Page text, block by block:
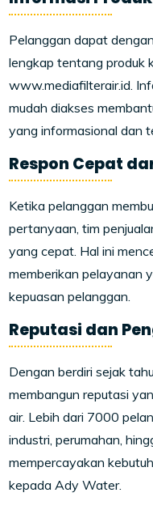
Pelanggan dapat
lengkap tentang produk
www.mediafilterair.id.
mudah diakses
yang informasional dan
Respon Cepat
Ketika pelanggan
pertanyaan, tim
yang cepat. Hal ini
memberikan pelayanan
kepuasan pelanggan.
Reputasi dan
Dengan berdiri sejak
membangun reputasi
air. Lebih dari 7000
industri, perumahan,
mempercayakan
kepada Ady Water.